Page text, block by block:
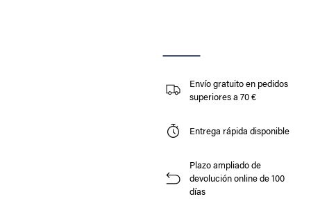
Envío gratuito en pedidos
superiores a 70 €
Entrega rápida disponible
Plazo ampliado de
devolución online de 100
días